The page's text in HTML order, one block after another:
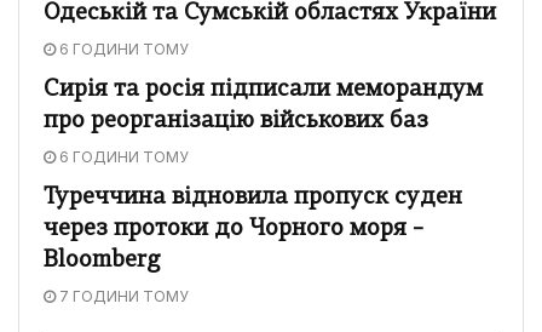
Одеській та Сумській областях України
6 ГОДИНИ ТОМУ
Сирія та росія підписали меморандум
про реорганізацію військових баз
6 ГОДИНИ ТОМУ
Туреччина відновила пропуск суден
через протоки до Чорного моря –
Bloomberg
7 ГОДИНИ ТОМУ